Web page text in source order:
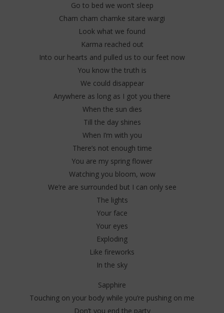
Go to bed we won’t sleep
Cham cham chamke sitare wargi
Look what we found
Karma reached out
Into our hearts and pulled us to our feet now
You know the truth is
We could disappear
Anywhere as long as I got you there
When the sun dies
Till the day shines
When I’m with you
There’s not enough time
You are my spring flower
Watching you bloom, wow
We’re are surrounded but I can only see
The lights
Your face
Your eyes
Exploding
Like fireworks
In the sky
Sapphire
Touching on your body while you’re pushing on me
Don’t you end the party